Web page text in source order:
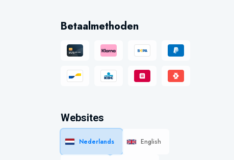
Betaalmethoden
Websites
Nederlands English